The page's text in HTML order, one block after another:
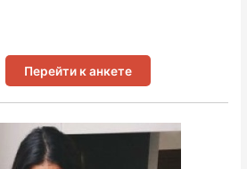
Перейти к анкете